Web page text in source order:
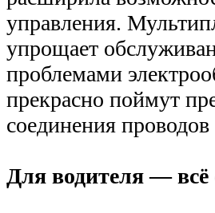
управления.
упрощает
проблемами
прекрасно поймут
соединения
Для водителя — всё